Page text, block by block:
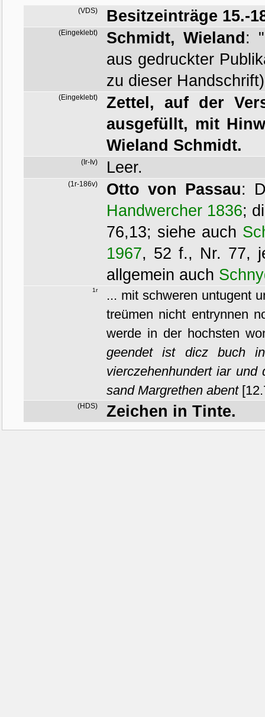
(VDS) Besitzeinträge 15.-
(Eingeklebt) Schmidt, Wieland :
aus gedruckter
zu dieser Handschrift)
(Eingeklebt)
Zettel, auf der
ausgefüllt, mit
Wieland Schmidt.
(Ir-Iv) Leer.
(1r-186v) Otto von Passau:
Handwercher 1836;
76,13; siehe auch
1967, 52 f., Nr. 77,
allgemein auch
1r
... mit schweren untugent
treümen nicht entrynnen
werde in der hochsten
geendet ist dicz buch
vierczehenhundert iar
sand Margrethen abent
(HDS) Zeichen in Tinte.